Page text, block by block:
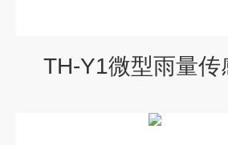
TH-Y1微型雨量传